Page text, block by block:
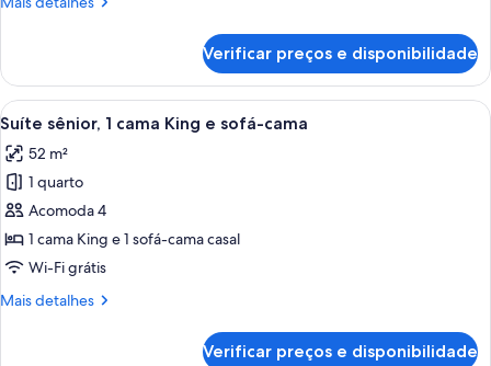
cama
sofá-
cama
júnior,
cama
e
sofá-
cama
Verificar preços e disponibilidade
Carrega
todas
as
fotos
de
Suíte
sênior,
cama
Quarto de hotel com sofá, duas
8
Suíte sênior, 1 cama King e sofá-cama
52 m²
1 quarto
Acomoda 4
1 cama King e 1 sofá-cama casal
Wi-Fi grátis
Mais detalhes
Mais
Verificar preços e disponibilidade